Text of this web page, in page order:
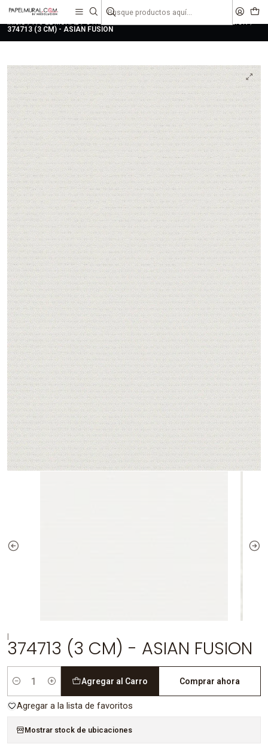
liquidaciones
Inicio PAPEL MURAL OTRAS COLECCIONES
ASIAN FUSION
374713 (3 CM) - ASIAN FUSION
374713 (3 CM) - ASIAN FUSION
Cantidad
Agregar al Carro Comprar ahora
Agregar a la lista de favoritos
Mostrar stock de ubicaciones